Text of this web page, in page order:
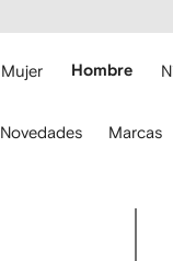
Mujer Hombre
Novedades Marcas